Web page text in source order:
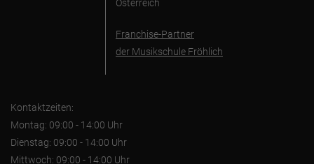
Österreich
Franchise-Partner
der Musikschule Fröhlich
Kontaktzeiten:
Montag: 09:00 - 14:00 Uhr
Dienstag: 09:00 - 14:00 Uhr
Mittwoch: 09:00 - 14:00 Uhr